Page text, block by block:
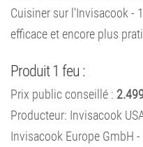
Cuisiner sur l'Invisacook -
efficace et encore plus
Produit 1 feu :
Prix ​​public conseillé :
Producteur: Invisacook
Invisacook Europe GmbH -